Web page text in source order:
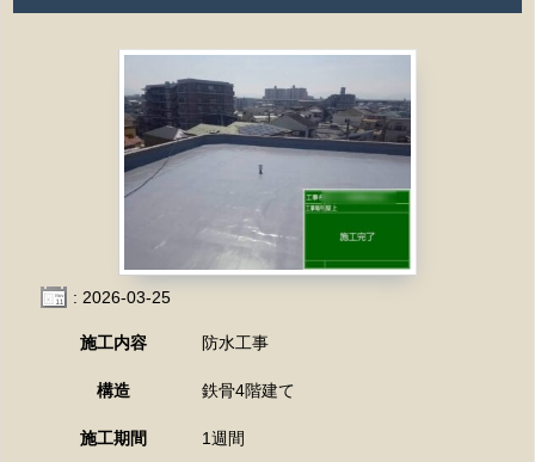
: 2026-03-25
施工内容 防水工事
構造 鉄骨4階建て
施工期間 1週間